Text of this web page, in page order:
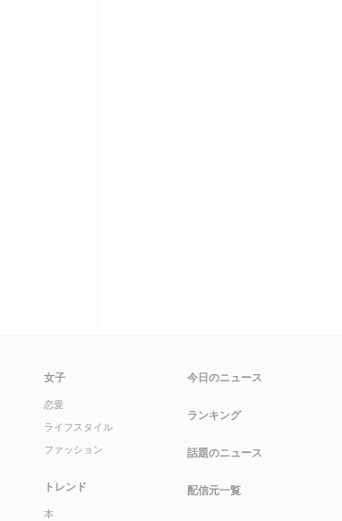
女子
恋愛
ライフスタイル
ファッション
トレンド
本
今日のニュース
ランキング
話題のニュース
配信元一覧